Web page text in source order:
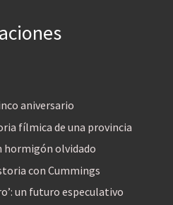
aniversario
fílmica de una provincia
hormigón olvidado
con Cummings
un futuro especulativo